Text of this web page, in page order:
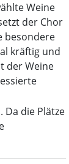
Weine
der Chor
besondere
kräftig und
der Weine
Da die Plätze